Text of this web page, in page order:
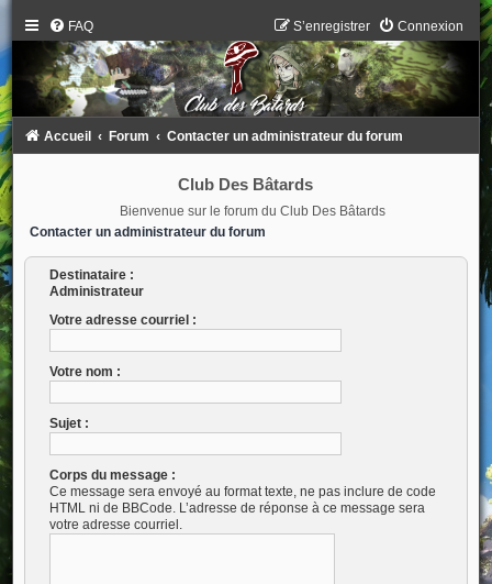
FAQ Connexion
S’enregistrer
Accueil Forum Contacter un administrateur du forum
Club Des Bâtards
Bienvenue sur le forum du Club Des Bâtards
Contacter un administrateur du forum
Destinataire :
Administrateur
Votre adresse courriel :
Votre nom :
Sujet :
Corps du message :
Ce message sera envoyé au format texte, ne pas inclure de code
HTML ni de BBCode. L’adresse de réponse à ce message sera
votre adresse courriel.